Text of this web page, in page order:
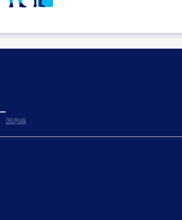
出発までゆっくり過ごす
国内線